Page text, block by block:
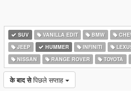
SUV VANILLA EDIT BMW
JEEP
HUMMER INFINITI
NISSAN
RANGE ROVER TOYOTA
के बाद से पिछले सप्ताह